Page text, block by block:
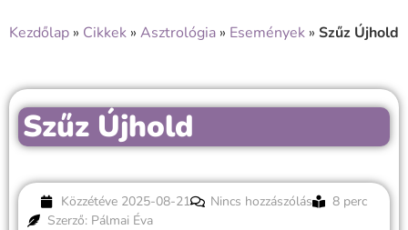
Kezdőlap » Cikkek » Asztrológia » Események » Szűz Újhold
Szűz Újhold
Közzétéve 2025-08-21 Nincs hozzászólás
8 perc
Szerző: Pálmai Éva